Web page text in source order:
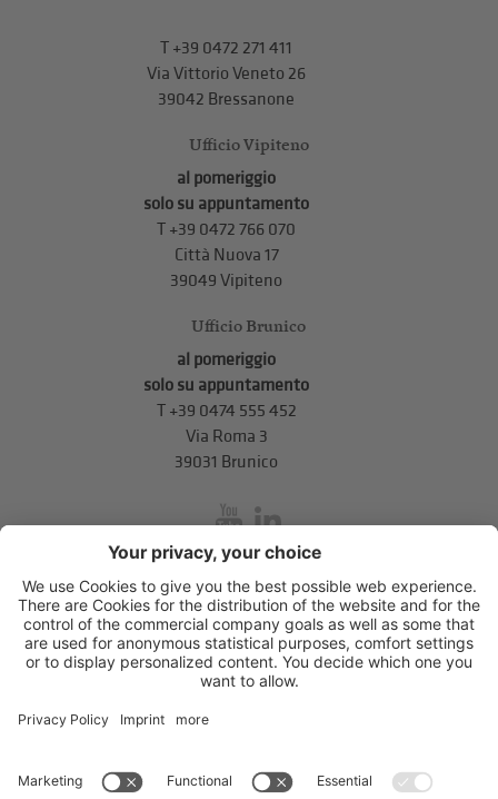
T +39 0472 271 411
Via Vittorio Veneto 26
39042 Bressanone
Ufficio Vipiteno
al pomeriggio
solo su appuntamento
T +39 0472 766 070
Città Nuova 17
39049 Vipiteno
Ufficio Brunico
al pomeriggio
solo su appuntamento
T+39 0474 555 452
Via Roma 3
39031 Brunico
inService
Via di Mezzo ai Piani 5 ,39100 Bolzano.T+39 0471 310 311.
info@unione-bz.it
Impressum
Privacy